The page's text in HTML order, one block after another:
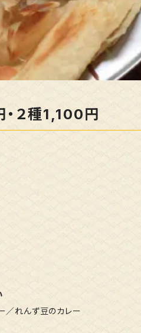
２種1,100円
／れんず豆のカレー